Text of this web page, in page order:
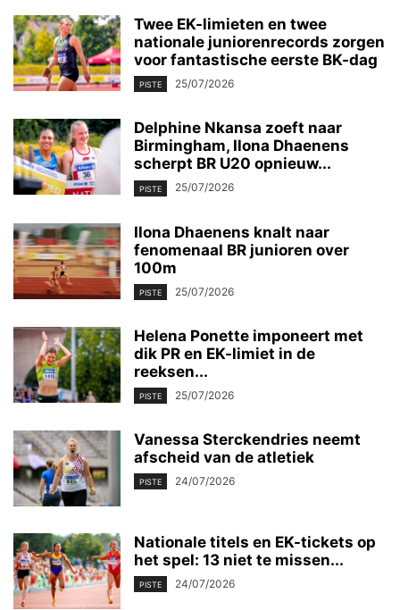
Twee EK-limieten en twee
nationale juniorenrecords zorgen
voor fantastische eerste BK-dag
PISTE 25/07/2026
Delphine Nkansa zoeft naar
Birmingham, Ilona Dhaenens
scherpt BR U20 opnieuw...
PISTE 25/07/2026
Ilona Dhaenens knalt naar
fenomenaal BR junioren over
100m
PISTE 25/07/2026
Helena Ponette imponeert met
dik PR en EK-limiet in de
reeksen...
PISTE 25/07/2026
Vanessa Sterckendries neemt
afscheid van de atletiek
PISTE 24/07/2026
Nationale titels en EK-tickets op
het spel: 13 niet te missen...
PISTE 24/07/2026